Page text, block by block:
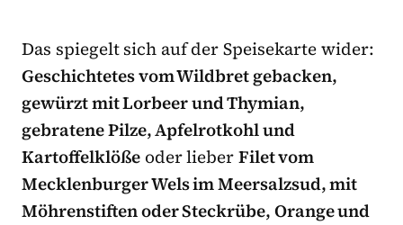
Das spiegelt sich auf der Speisekarte wider:
Geschichtetes vom Wildbret gebacken,
gewürzt mit Lorbeer und Thymian,
gebratene Pilze, Apfelrotkohl und
Kartoffelklöße oder lieberFilet vom
Mecklenburger Wels im Meersalzsud, mit
Möhrenstiften oder Steckrübe, Orange und